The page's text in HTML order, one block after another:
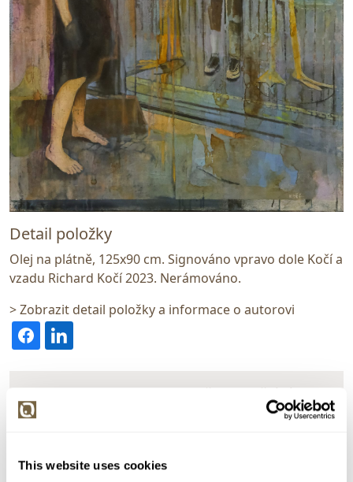
This website uses cookies
Detail položky
Olej na plátně, 125x90 cm. Signováno vpravo dole Kočí a
vzadu Richard Kočí 2023. Nerámováno.
> Zobrazit detail položky a informace o autorovi
> zpět na aukční výsledky
VYDRAŽENO
130789. Escape